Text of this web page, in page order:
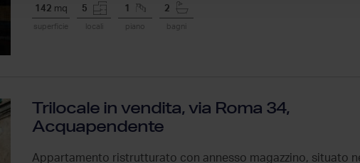
142 mq
superficie
5
locali
1
piano
2
bagni
Trilocale in vendita, via Roma 34,
Acquapendente
Appartamento ristrutturato con annesso magazzino, situato